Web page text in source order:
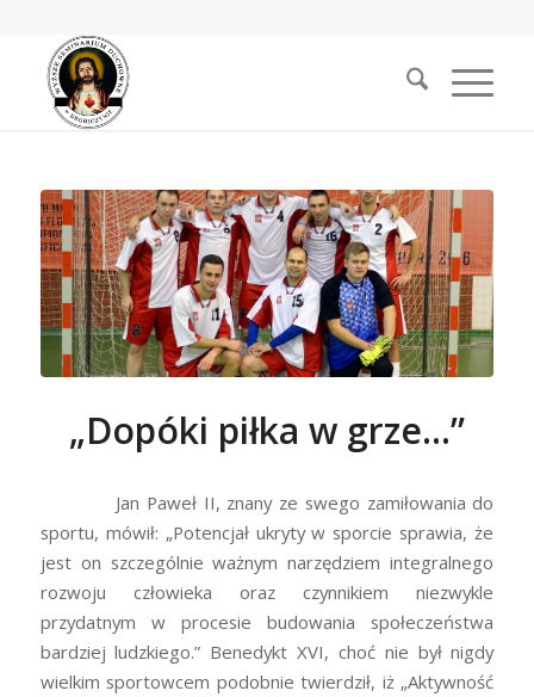
„Dopóki piłka w grze…”
Jan Paweł II, znany ze swego zamiłowania do
sportu, mówił: „Potencjał ukryty w sporcie sprawia, że
jest on szczególnie ważnym narzędziem integralnego
rozwoju człowieka oraz czynnikiem niezwykle
przydatnym w procesie budowania społeczeństwa
bardziej ludzkiego.” Benedykt XVI, choć nie był nigdy
wielkim sportowcem podobnie twierdził, iż „Aktywność